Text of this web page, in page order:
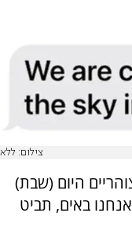
צילום: ללא
היום (שבת)
באים, תביט